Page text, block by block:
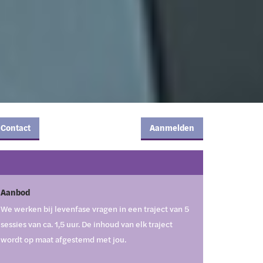
Contact Aanmelden
Aanbod
We werken bij levenfase vragen in een traject van 5
sessies van ca. 1,5 uur. De inhoud van elk traject
wordt op maat afgestemd met jou.